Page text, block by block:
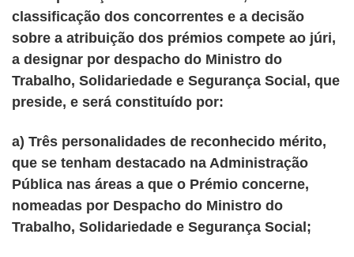
classificação dos concorrentes e a decisão
sobre a atribuição dos prémios compete ao júri,
a designar por despacho do Ministro do
Trabalho, Solidariedade e Segurança Social, que
preside, e será constituído por:
a) Três personalidades de reconhecido mérito,
que se tenham destacado na Administração
Pública nas áreas a que o Prémio concerne,
nomeadas por Despacho do Ministro do
Trabalho, Solidariedade e Segurança Social;